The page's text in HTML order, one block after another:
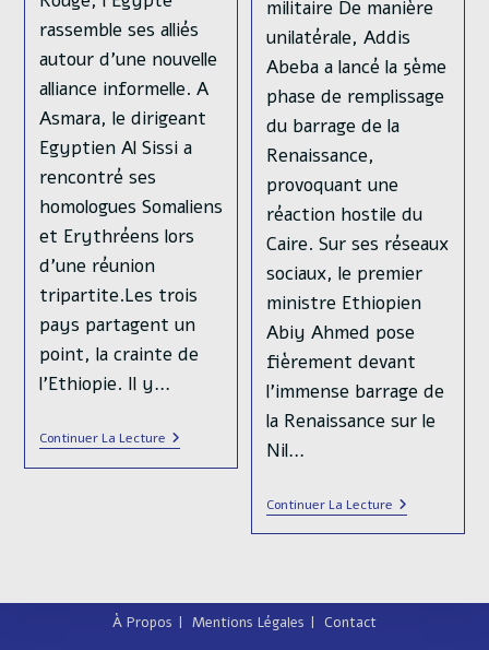
rassemble ses alliés
autour d'une nouvelle
alliance informelle. A
Asmara, le dirigeant
Egyptien Al Sissi a
rencontré ses
homologues Somaliens
et Erythréens lors
d'une réunion
tripartite.Les trois
pays partagent un
point, la crainte de
l'Ethiopie. Il y…
Continuer La LectureDans
La
Corne
militaire De manière
unilatérale, Addis
Abeba a lancé la 5ème
phase de remplissage
du barrage de la
Renaissance,
provoquant une
réaction hostile du
Caire. Sur ses réseaux
sociaux, le premier
ministre Ethiopien
Abiy Ahmed pose
fièrement devant
l'immense barrage de
la Renaissance sur le
Nil…
Continuer La LectureEn
Somalie,
L’Egypte
Bord
À Propos Mentions Légales Contact